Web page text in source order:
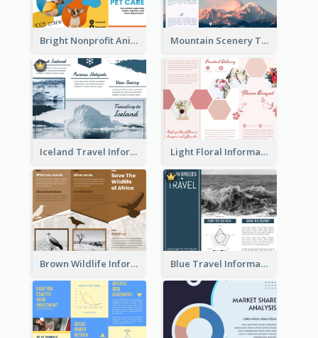
Bright Nonprofit Animal Care Tri Fold Brochure Mountain Scenery Tri Fold Brochure
Iceland Travel Informational Tri Fold Brochure Light Floral Informational Tri Fold Brochure
Brown Wildlife Informational Tri Fold Brochure Blue Travel Informational Tri Fold Brochure